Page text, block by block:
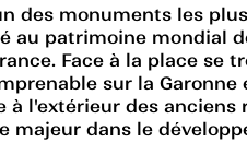
des monuments les
patrimoine mondial
Face à la place
sur la
à l'extérieur des
majeur dans le